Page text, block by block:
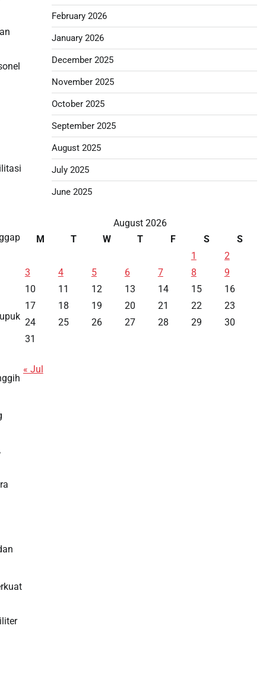
February 2026
January 2026
December 2025
November 2025
October 2025
September 2025
August 2025
July 2025
June 2025
August 2026
M
T W T F S
S
1
2
3
4 5 6 7 8
9
10
11 12 13 14 15
16
17
18 19 20 21 22
23
24
25 26 27 28 29
30
31
« Jul